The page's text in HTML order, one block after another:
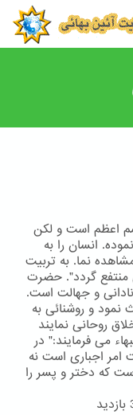
اعظم است و لکن
انسان را به
نما. به تربیت
منتفع گردد". حضرت
و جهالت است.
نمود و روشنائی به
روحانی نمایند
می فرمایند:" در
امر اجباری است نه
که دختر و پسر را